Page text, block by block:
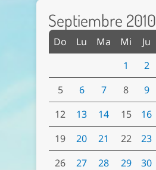
Septiembre 2010
Do Lu Ma Mi Ju
1
2
5
6 7 8 9
12
13 14 15 16
19
20 21 22 23
26
27 28 29 30